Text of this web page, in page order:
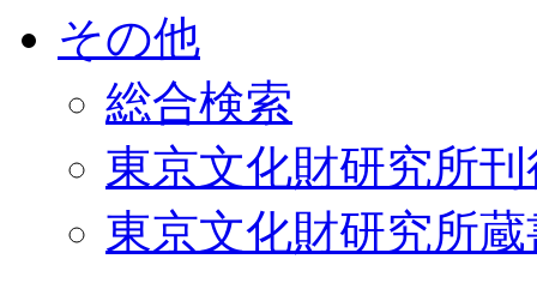
その他
総合検索
東京文化財研究所
東京文化財研究所